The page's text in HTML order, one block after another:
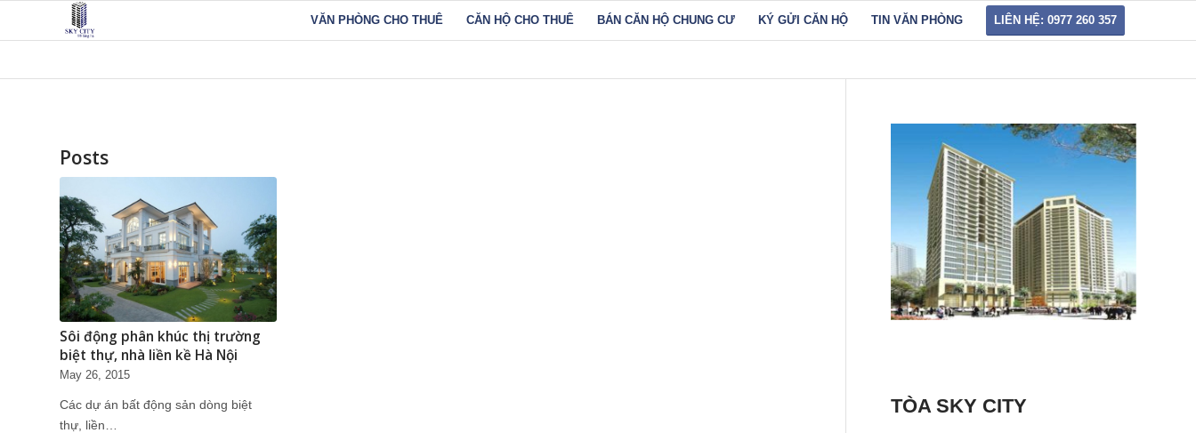
VĂN PHÒNG CHO THUÊ CĂN HỘ CHO THUÊ BÁN CĂN HỘ CHUNG CƯ KÝ GỬI CĂN HỘ TIN VĂN PHÒNG LIÊN HỆ: 0977 260 357
Posts
Sôi động phân khúc thị trường
biệt thự, nhà liền kề Hà Nội
May 26, 2015
Các dự án bất động sản dòng biệt
thự, liền…
TÒA SKY CITY